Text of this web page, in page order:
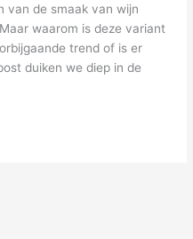
van de smaak van wijn
waarom is deze variant
trend of is er
duiken we diep in de